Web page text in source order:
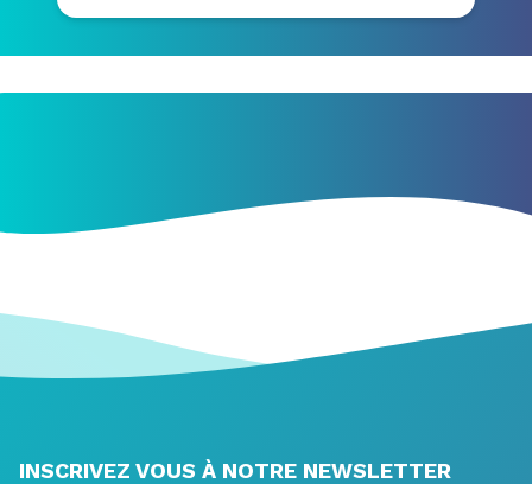
INSCRIVEZ VOUS À NOTRE NEWSLETTER